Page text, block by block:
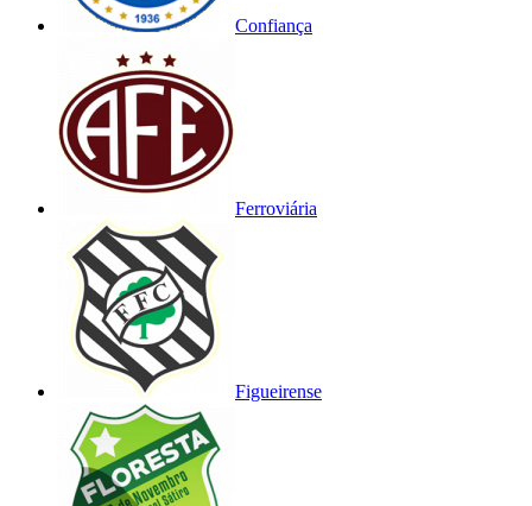
Confiança
Ferroviária
Figueirense